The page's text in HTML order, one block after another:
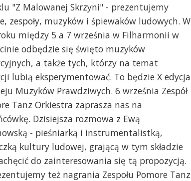
"Z Malowanej Skrzyni" - prezentujemy
zespoły, muzyków i śpiewaków ludowych. W
między 5 a 7 września w Filharmonii w
odbędzie się święto muzyków
a także tych, którzy na temat
lubią eksperymentować. To będzie X edycja
Muzyków Prawdziwych. 6 września Zespół
Tanz Orkiestra zaprasza nas na
Dzisiejsza rozmowa z Ewą
- pieśniarką i instrumentalistką,
kultury ludowej, grającą w tym składzie
do zainteresowania się tą propozycją.
też nagrania Zespołu Pomore Tanz